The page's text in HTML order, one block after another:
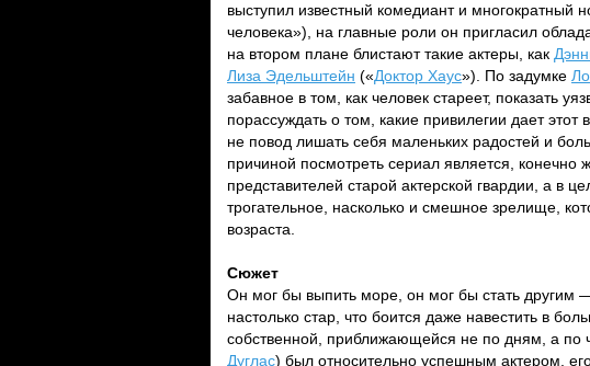
выступил известный комедиант и многократный
человека»), на главные роли он пригласил
на втором плане блистают такие актеры, как
Лиза Эдельштейн («Доктор Хаус»). По задумке
забавное в том, как человек стареет, показать
порассуждать о том, какие привилегии дает этот
не повод лишать себя маленьких радостей и
причиной посмотреть сериал является,
представителей старой актерской гвардии, а в
трогательное, насколько и смешное зрелище,
возраста.
Сюжет
Он мог бы выпить море, он мог бы стать
настолько стар, что боится даже навестить в
собственной, приближающейся не по дням, а по
Дуглас) был относительно успешным актером,